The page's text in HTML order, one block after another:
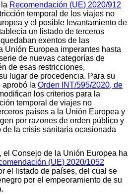
Recomendación (UE) 2020/912
temporal de los viajes no
y el posible levantamiento de
un listado de terceros
exentos de las
Unión Europea imperantes hasta
de nuevas categorías de
de esas restricciones,
lugar de procedencia. Para su
aprobó la Orden INT/595/2020, de
los criterios para la
temporal de viajes no
países a la Unión Europea y
por razones de orden público y
la crisis sanitaria ocasionada
el Consejo de la Unión Europea ha
(UE) 2020/1052
el listado de países, del cual se
por el empeoramiento de su